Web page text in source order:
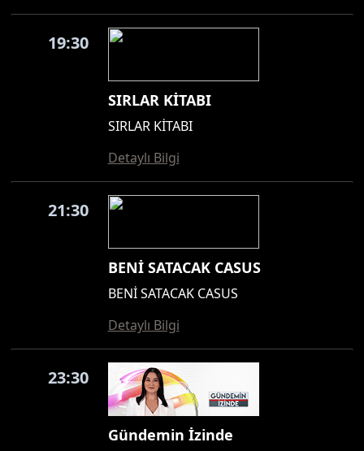
19:30
SIRLAR KİTABI
SIRLAR KİTABI
Detaylı Bilgi
21:30
BENİ SATACAK CASUS
BENİ SATACAK CASUS
Detaylı Bilgi
23:30
Gündemin İzinde